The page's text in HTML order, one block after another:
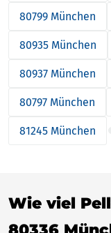
80799 München
80935 München
80937 München
80797 München
81245 München
Wie viel